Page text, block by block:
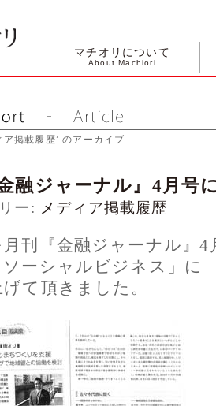
マチオリについて
About Machiori
掲載履歴’ のアーカイブ
融ジャーナル』4月号
ー: メディア掲載履歴
月刊『金融ジャーナル』
ソーシャルビジネス」に
て頂きました。